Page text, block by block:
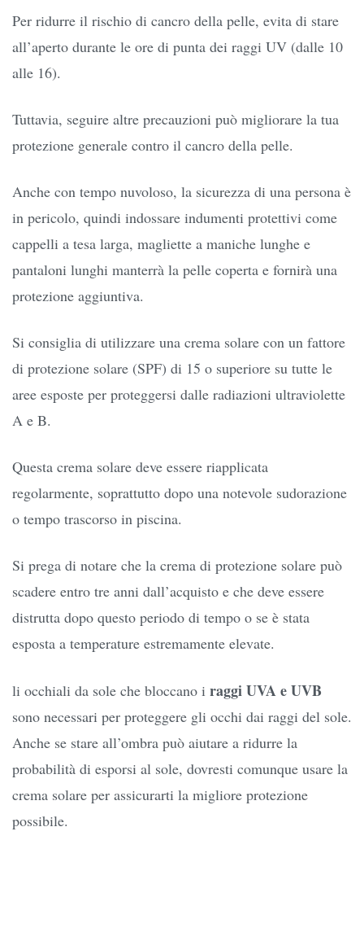
Per ridurre il rischio di cancro della pelle, evita di stare
all’aperto durante le ore di punta dei raggi UV (dalle 10
alle 16).
Tuttavia, seguire altre precauzioni può migliorare la tua
protezione generale contro il cancro della pelle.
Anche con tempo nuvoloso, la sicurezza di una persona è
in pericolo, quindi indossare indumenti protettivi come
cappelli a tesa larga, magliette a maniche lunghe e
pantaloni lunghi manterrà la pelle coperta e fornirà una
protezione aggiuntiva.
Si consiglia di utilizzare una crema solare con un fattore
di protezione solare (SPF) di 15 o superiore su tutte le
aree esposte per proteggersi dalle radiazioni ultraviolette
A e B.
Questa crema solare deve essere riapplicata
regolarmente, soprattutto dopo una notevole sudorazione
o tempo trascorso in piscina.
Si prega di notare che la crema di protezione solare può
scadere entro tre anni dall’acquisto e che deve essere
distrutta dopo questo periodo di tempo o se è stata
esposta a temperature estremamente elevate.
li occhiali da sole che bloccano i raggi UVA e UVB
sono necessari per proteggere gli occhi dai raggi del sole.
Anche se stare all’ombra può aiutare a ridurre la
probabilità di esporsi al sole, dovresti comunque usare la
crema solare per assicurarti la migliore protezione
possibile.